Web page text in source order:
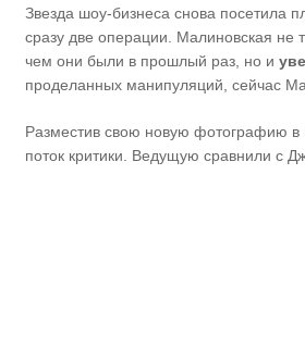
Звезда шоу-бизнеса снова посетила
сразу две операции. Малиновская не
чем они были в прошлый раз, но и
проделанных манипуляций, сейчас
Разместив свою новую фотографию в
поток критики. Ведущую сравнили с